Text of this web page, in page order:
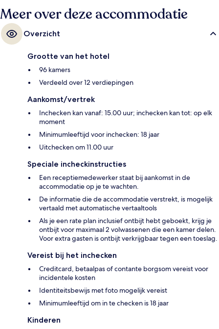
Meer over deze accommodatie
Overzicht
Grootte van het hotel
96 kamers
Verdeeld over 12 verdiepingen
Aankomst/vertrek
Inchecken kan vanaf: 15.00 uur; inchecken kan tot: op elk
moment
Minimumleeftijd voor inchecken: 18 jaar
Uitchecken om 11.00 uur
Speciale incheckinstructies
Een receptiemedewerker staat bij aankomst in de
accommodatie op je te wachten.
De informatie die de accommodatie verstrekt, is mogelijk
vertaald met automatische vertaaltools
Als je een rate plan inclusief ontbijt hebt geboekt, krijg je
ontbijt voor maximaal 2 volwassenen die een kamer delen.
Voor extra gasten is ontbijt verkrijgbaar tegen een toeslag.
Vereist bij het inchecken
Creditcard, betaalpas of contante borgsom vereist voor
incidentele kosten
Identiteitsbewijs met foto mogelijk vereist
Minimumleeftijd om in te checken is 18 jaar
Kinderen